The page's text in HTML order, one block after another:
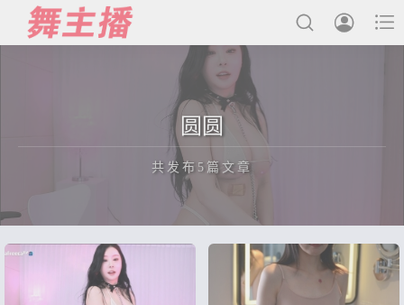



充值&解压说明
圆圆
共发布5篇文章
正在为您加载新内容